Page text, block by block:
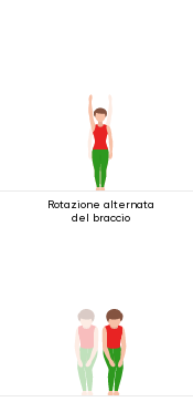
Rotazione alternata
del braccio